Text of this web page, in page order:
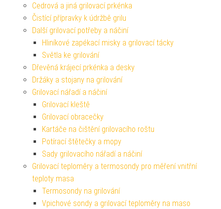
Cedrová a jiná grilovací prkénka
Čistící přípravky k údržbě grilu
Další grilovací potřeby a náčiní
Hliníkové zapékací misky a grilovací tácky
Světla ke grilování
Dřevěná krájecí prkénka a desky
Držáky a stojany na grilování
Grilovací nářadí a náčiní
Grilovací kleště
Grilovací obracečky
Kartáče na čištění grilovacího roštu
Potírací štětečky a mopy
Sady grilovacího nářadí a náčiní
Grilovací teploměry a termosondy pro měření vnitřní
teploty masa
Termosondy na grilování
Vpichové sondy a grilovací teploměry na maso